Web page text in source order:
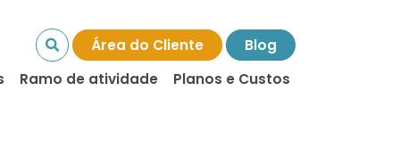
Área do Cliente
Blog
Ramo de atividade Planos e Custos